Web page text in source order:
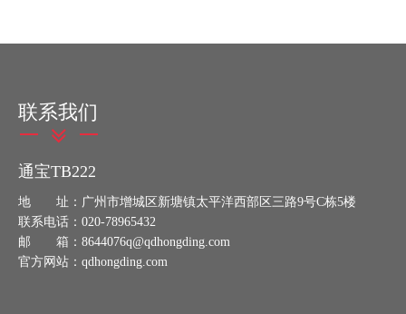
联系我们
通宝TB222
地 址：广州市增城区新塘镇太平洋西部区三路9号C栋5楼
联系电话：020-78965432
邮 箱：8644076q@qdhongding.com
官方网站：qdhongding.com